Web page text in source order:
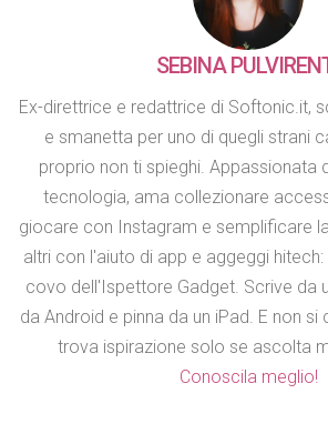
SEBINA
Ex-direttrice e redattrice di Softonic.it,
e smanetta per uno di quegli strani
proprio non ti spieghi. Appassionata
tecnologia, ama collezionare
giocare con Instagram e semplificare
altri con l'aiuto di app e aggeggi
covo dell'Ispettore Gadget. Scrive da
da Android e pinna da un iPad. E non
trova ispirazione solo se ascolta
Conoscila meglio!